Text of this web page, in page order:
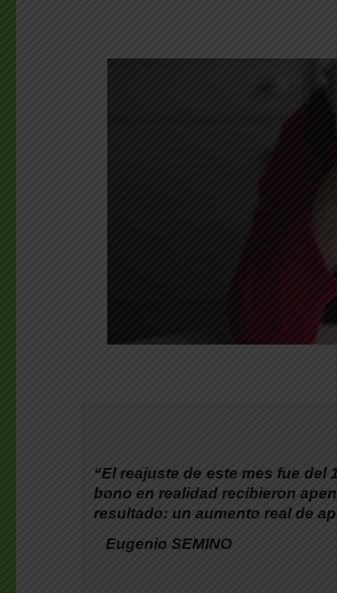
“El reajuste de este mes fue
bono en realidad recibieron
resultado: un aumento real de
Eugenio SEMINO